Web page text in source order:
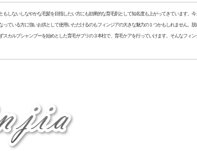
しないしなやかな毛髪を目指したい方にも効果的な育毛剤として知名度も上がってきています。今
ている方に強いお供として使用いただけるのもフィンジアの大きな魅力の１つかもしれません。脱
カルプシャンプーを始めとした育毛サプリの３本柱で、育毛ケアを行っていけます。そんなフィン